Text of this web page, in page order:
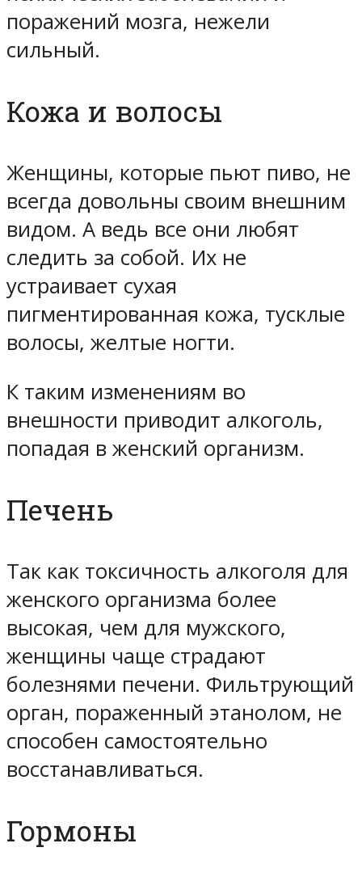
поражений мозга, нежели
сильный.
Кожа и волосы
Женщины, которые пьют пиво, не
всегда довольны своим внешним
видом. А ведь все они любят
следить за собой. Их не
устраивает сухая
пигментированная кожа, тусклые
волосы, желтые ногти.
К таким изменениям во
внешности приводит алкоголь,
попадая в женский организм.
Печень
Так как токсичность алкоголя для
женского организма более
высокая, чем для мужского,
женщины чаще страдают
болезнями печени. Фильтрующий
орган, пораженный этанолом, не
способен самостоятельно
восстанавливаться.
Гормоны